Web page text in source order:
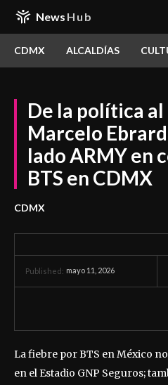
News Hub
CDMX ALCALDÍAS
De la política al
Marcelo
lado ARMY en
BTS en CDMX
CDMX
Published: mayo 11, 2026
La fiebre por BTS en México
en el Estadio GNP Seguros;